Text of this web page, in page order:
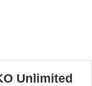
Unlimited